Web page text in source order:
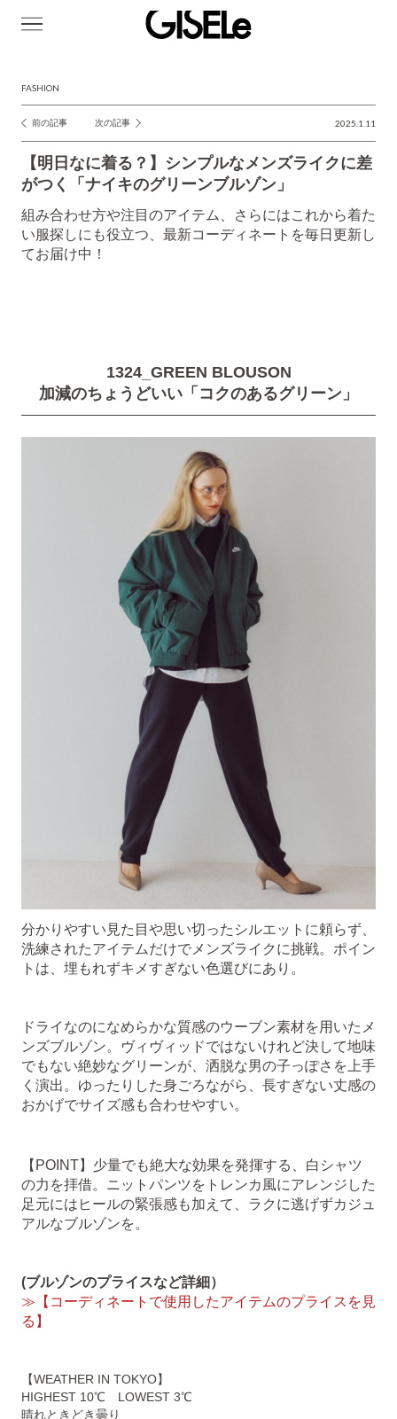
FASHION
投
稿
ナ
ビ
ゲ
ー
前の記事 次の記事 2025.1.11
【明日なに着る？】シンプルなメンズライクに差
がつく「ナイキのグリーンブルゾン」
組み合わせ方や注目のアイテム、さらにはこれから着た
い服探しにも役立つ、最新コーディネートを毎日更新し
てお届け中！
1324_GREEN BLOUSON
加減のちょうどいい「コクのあるグリーン」
分かりやすい見た目や思い切ったシルエットに頼らず、
洗練されたアイテムだけでメンズライクに挑戦。ポイン
トは、埋もれずキメすぎない色選びにあり。
ドライなのになめらかな質感のウーブン素材を用いたメ
ンズブルゾン。ヴィヴィッドではないけれど決して地味
でもない絶妙なグリーンが、洒脱な男の子っぽさを上手
く演出。ゆったりした身ごろながら、長すぎない丈感の
おかげでサイズ感も合わせやすい。
【POINT】少量でも絶大な効果を発揮する、白シャツ
の力を拝借。ニットパンツをトレンカ風にアレンジした
足元にはヒールの緊張感も加えて、ラクに逃げずカジュ
アルなブルゾンを。
(ブルゾンのプライスなど詳細）
≫【コーディネートで使用したアイテムのプライスを見
る】
【WEATHER IN TOKYO】
HIGHEST 10℃ LOWEST 3℃
晴れときどき曇り